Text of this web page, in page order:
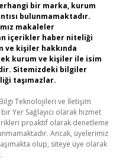
bir marka, kurum
bulunmamaktadır.
makaleler
içerikler haber niteliği
ve kişiler hakkında
kurum ve kişiler ile isim
Sitemizdeki bilgiler
taşımazlar.
Teknolojileri ve İletişim
Yer Sağlayıcı olarak hizmet
proaktif olarak denetleme
Ancak, üyelerimiz
olup, siteye üye olarak